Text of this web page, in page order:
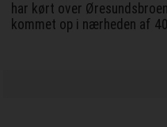
har kørt over
kommet op i nærheden af